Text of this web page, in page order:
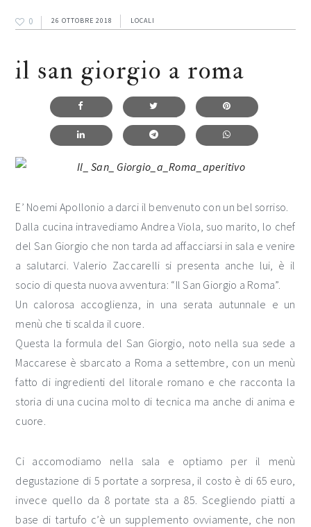
0 26 OTTOBRE 2018 LOCALI
il san giorgio a roma
E’ Noemi Apollonio a darci il benvenuto con un bel sorriso.
Dalla cucina intravediamo Andrea Viola, suo marito, lo chef
del San Giorgio che non tarda ad affacciarsi in sala e venire
a salutarci. Valerio Zaccarelli si presenta anche lui, è il
socio di questa nuova avventura: “Il San Giorgio a Roma”.
Un calorosa accoglienza, in una serata autunnale e un
menù che ti scalda il cuore.
Questa la formula del San Giorgio, noto nella sua sede a
Maccarese è sbarcato a Roma a settembre, con un menù
fatto di ingredienti del litorale romano e che racconta la
storia di una cucina molto di tecnica ma anche di anima e
cuore.
Ci accomodiamo nella sala e optiamo per il menù
degustazione di 5 portate a sorpresa, il costo è di 65 euro,
invece quello da 8 portate sta a 85. Scegliendo piatti a
base di tartufo c’è un supplemento ovviamente, che non